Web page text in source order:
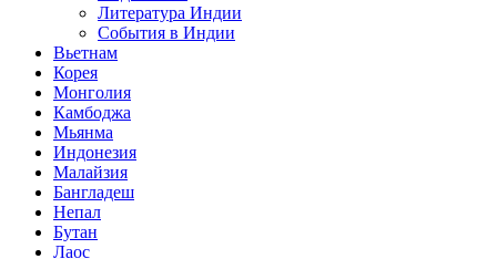
Литература Индии
События в Индии
Вьетнам
Корея
Монголия
Камбоджа
Мьянма
Индонезия
Малайзия
Бангладеш
Непал
Бутан
Лаос